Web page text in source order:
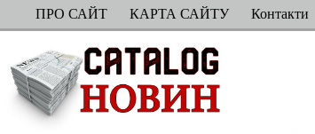
ПерейтиПРО САЙТ КАРТА САЙТУ Контакти